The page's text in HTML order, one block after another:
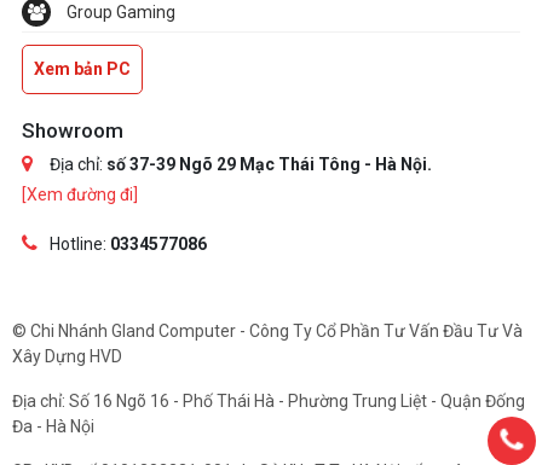
Group Gaming
Xem bản PC
Showroom
Địa chỉ: số 37-39 Ngõ 29 Mạc Thái Tông - Hà Nội.
[Xem đường đi]
Hotline: 0334577086
© Chi Nhánh Gland Computer - Công Ty Cổ Phần Tư Vấn Đầu Tư Và
Xây Dựng HVD
Địa chỉ: Số 16 Ngõ 16 - Phố Thái Hà - Phường Trung Liệt - Quận Đống
Đa - Hà Nội